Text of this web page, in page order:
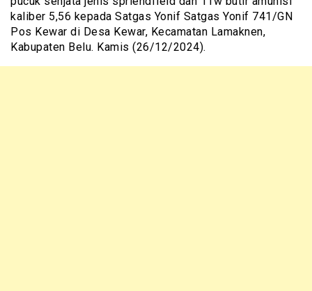
kaliber 5,56 kepada Satgas Yonif Satgas Yonif 741/GN
Pos Kewar di Desa Kewar, Kecamatan Lamaknen,
Kabupaten Belu. Kamis (26/12/2024).